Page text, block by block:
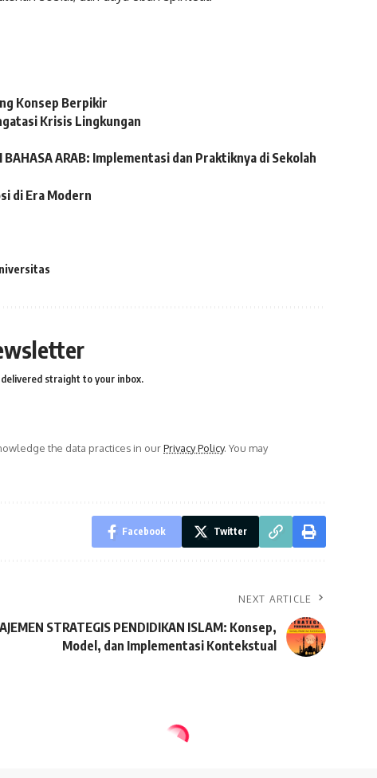
Konsep Berpikir
Krisis Lingkungan
BAHASA ARAB: Implementasi dan Praktiknya di Sekolah
di Era Modern
straight to your inbox.
the data practices in ourPrivacy Policy. You may
Facebook Twitter
NEXT ARTICLE
STRATEGIS PENDIDIKAN ISLAM: Konsep,
Model, dan Implementasi Kontekstual